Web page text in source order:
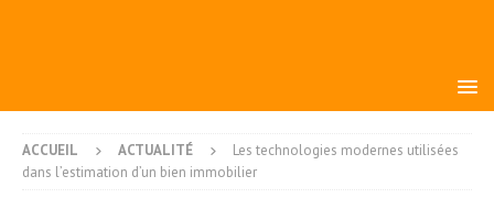
ACCUEIL ACTUALITÉ
Les technologies modernes utilisées
dans l’estimation d’un bien immobilier